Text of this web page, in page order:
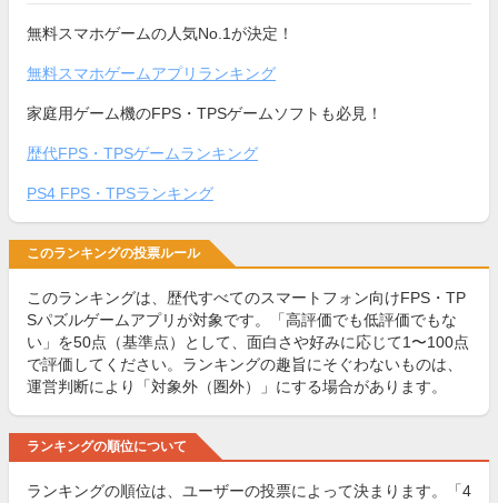
無料スマホゲームの人気No.1が決定！
無料スマホゲームアプリランキング
家庭用ゲーム機のFPS・TPSゲームソフトも必見！
歴代FPS・TPSゲームランキング
PS4 FPS・TPSランキング
このランキングの投票ルール
このランキングは、歴代すべてのスマートフォン向けFPS・TP
Sパズルゲームアプリが対象です。「高評価でも低評価でもな
い」を50点（基準点）として、面白さや好みに応じて1〜100点
で評価してください。ランキングの趣旨にそぐわないものは、
運営判断により「対象外（圏外）」にする場合があります。
ランキングの順位について
ランキングの順位は、ユーザーの投票によって決まります。「4